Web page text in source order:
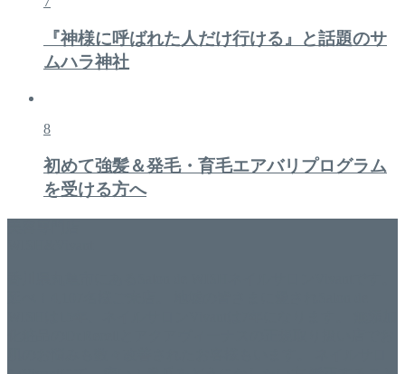
『神様に呼ばれた人だけ行ける』と話題のサ
ムハラ神社
8
初めて強髪＆発毛・育毛エアバリプログラム
を受ける方へ